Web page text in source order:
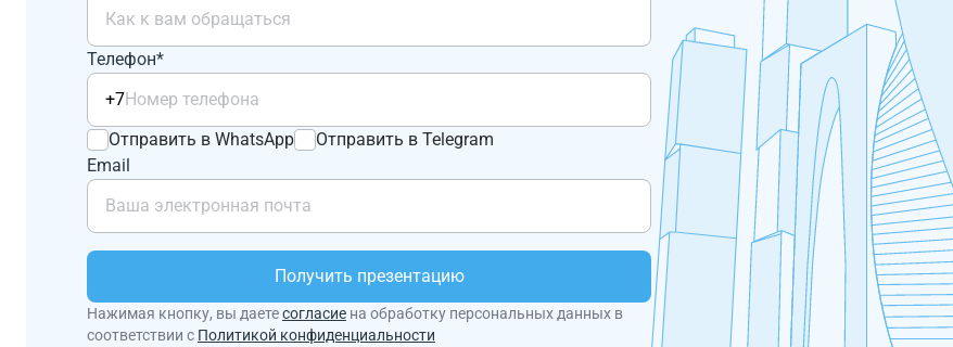
Телефон*
+7
Отправить в WhatsApp
Отправить в Telegram
Email
Получить презентацию
Нажимая кнопку, вы даетесогласие на обработку персональных данных в
соответствии с Политикой конфиденциальности